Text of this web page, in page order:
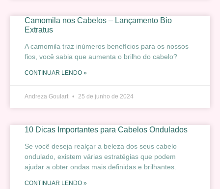
Camomila nos Cabelos – Lançamento Bio
Extratus
A camomila traz inúmeros benefícios para os nossos
fios, você sabia que aumenta o brilho do cabelo?
CONTINUAR LENDO »
Andreza Goulart 25 de junho de 2024
10 Dicas Importantes para Cabelos Ondulados
Se você deseja realçar a beleza dos seus cabelo
ondulado, existem várias estratégias que podem
ajudar a obter ondas mais definidas e brilhantes.
CONTINUAR LENDO »